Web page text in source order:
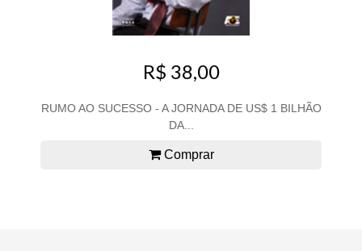
R$ 38,00
RUMO AO SUCESSO - A JORNADA DE US$ 1 BILHÃO
DA...
Comprar